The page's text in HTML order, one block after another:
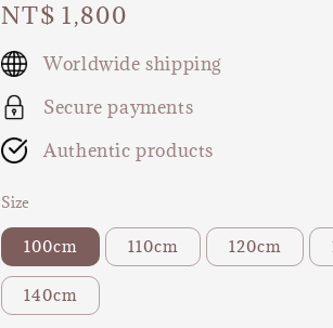
Regular
price
NT$ 1,800
Worldwide shipping
Secure payments
Authentic products
Size
100cm 110cm 120cm
140cm